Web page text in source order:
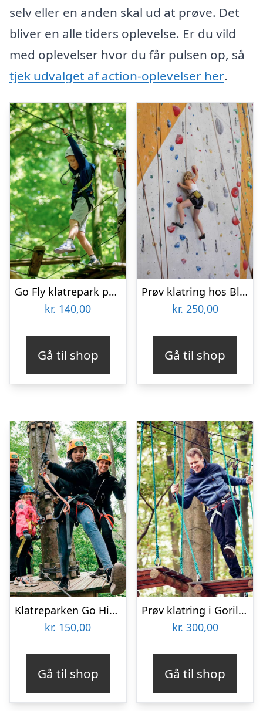
selv eller en anden skal ud at prøve. Det
bliver en alle tiders oplevelse. Er du vild
med oplevelser hvor du får pulsen op, så
tjek udvalget af action-oplevelser her.
Go Fly klatrepark på Gavnø Slot
kr. 140,00
Gå til shop
Prøv klatring hos Blocs & Walls
kr. 250,00
Gå til shop
Klatreparken Go High på Kragerup Gods
kr. 150,00
Gå til shop
Prøv klatring i Gorilla Park
kr. 300,00
Gå til shop